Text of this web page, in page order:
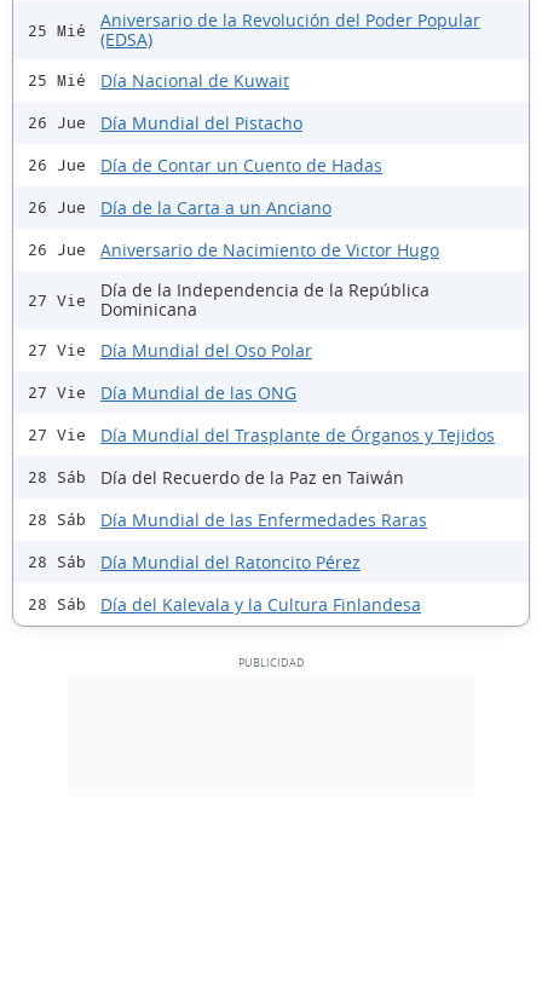
25 Mié
Aniversario de la Revolución del Poder Popular
(EDSA)
25 Mié Día Nacional de Kuwait
26 Jue Día Mundial del Pistacho
26 Jue Día de Contar un Cuento de Hadas
26 Jue Día de la Carta a un Anciano
26 Jue Aniversario de Nacimiento de Victor Hugo
27 Vie
Día de la Independencia de la República
Dominicana
27 Vie Día Mundial del Oso Polar
27 Vie Día Mundial de las ONG
27 Vie Día Mundial del Trasplante de Órganos y Tejidos
28 Sáb Día del Recuerdo de la Paz en Taiwán
28 Sáb Día Mundial de las Enfermedades Raras
28 Sáb Día Mundial del Ratoncito Pérez
28 Sáb Día del Kalevala y la Cultura Finlandesa